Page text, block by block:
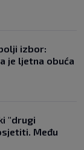
izbor:
je ljetna obuća
"drugi
Među